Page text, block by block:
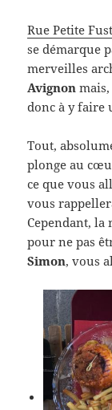
Rue Petite
se démarque
merveilles
Avignon
donc à y faire
Tout,
plonge au
ce que vous
vous
Cependant,
pour ne pas
Simon, vous